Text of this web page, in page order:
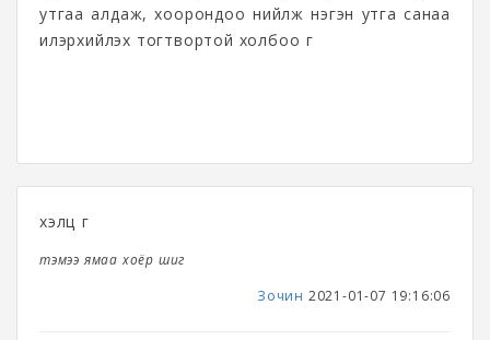
утгаа алдаж, хоорондоо нийлж нэгэн утга санаа
илэрхийлэх тогтвортой холбоо үг
хэлц үг
тэмээ ямаа хоёр шиг
Зочин 2021-01-07 19:16:06